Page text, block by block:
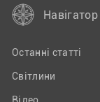
Навігатор
Останні статті
Світлини